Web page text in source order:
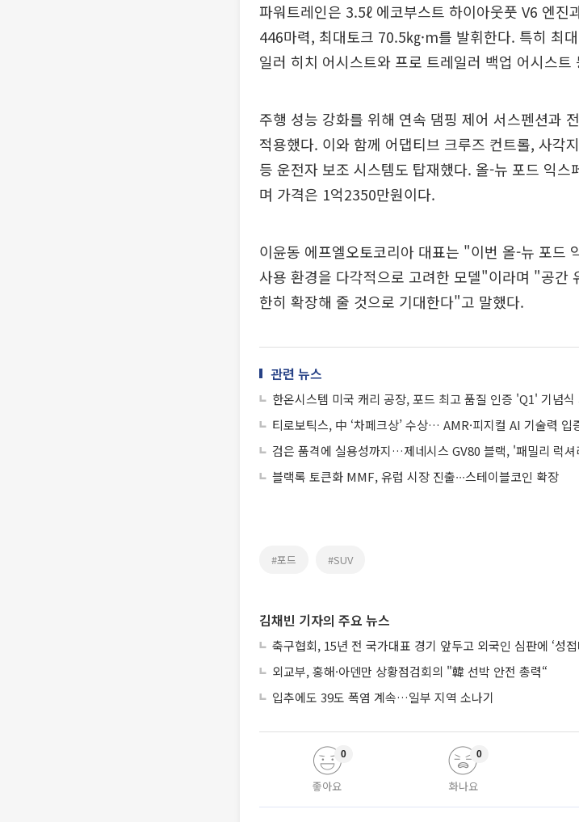
파워트레인은 3.5ℓ 에코부스트 하이아웃풋 V6 엔
446마력, 최대토크 70.5㎏·m를 발휘한다. 특히 최
일러 히치 어시스트와 프로 트레일러 백업 어시스
주행 성능 강화를 위해 연속 댐핑 제어 서스펜션과
적용했다. 이와 함께 어댑티브 크루즈 컨트롤, 사각
등 운전자 보조 시스템도 탑재했다. 올-뉴 포드 익
며 가격은 1억2350만원이다.
이윤동 에프엘오토코리아 대표는 "이번 올-뉴 포드
사용 환경을 다각적으로 고려한 모델"이라며 "공간
한히 확장해 줄 것으로 기대한다"고 말했다.
관련 뉴스
한온시스템 미국 캐리 공장, 포드 최고 품질 인증 'Q1' 기념식
티로보틱스, 中 ‘차페크상’ 수상… AMR·피지컬 AI 기술력 입
검은 품격에 실용성까지…제네시스 GV80 블랙, '패밀리 럭
블랙록 토큰화 MMF, 유럽 시장 진출∙∙∙스테이블코인 확장
#포드 #SUV
김채빈 기자의 주요 뉴스
축구협회, 15년 전 국가대표 경기 앞두고 외국인 심판에 ‘성접
외교부, 홍해·아덴만 상황점검회의 "韓 선박 안전 총력“
입추에도 39도 폭염 계속…일부 지역 소나기
좋아요
0
화나요
0